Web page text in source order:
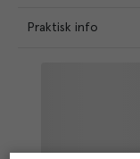
Praktisk info